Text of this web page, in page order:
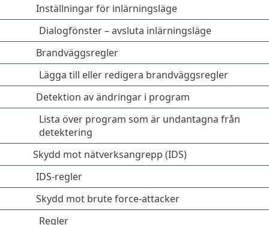
Inställningar för inlärningsläge
Dialogfönster – avsluta inlärningsläge
Brandväggsregler
Lägga till eller redigera brandväggsregler
Detektion av ändringar i program
Lista över program som är undantagna från
detektering
Skydd mot nätverksangrepp (IDS)
IDS-regler
Skydd mot brute force-attacker
Regler